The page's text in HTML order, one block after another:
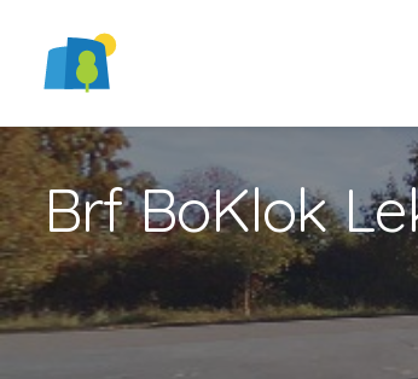
Brf BoKlok